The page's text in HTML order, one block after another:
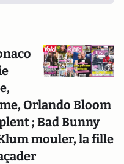
Orlando Bloom
; Bad Bunny
mouler, la fille